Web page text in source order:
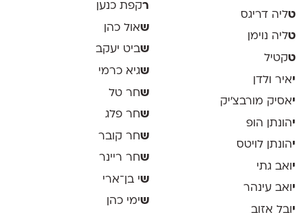
טליה דריגס
טליה נוימן
טקטיל
יאיר ולדן
יאסיק מורבצ'יק
יהונתן הופ
יהונתן לויטס
י ואב גתי
יואב עינהר
י ובל אזוב
רקפת כנען
שאול כהן
שביט יעקב
שגיא כרמי
שחר טל
שחר פלג
שחר קובר
שחר ריינר
שי בן־ארי
שימי כהן